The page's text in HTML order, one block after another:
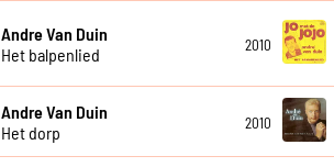
Andre Van Duin
Het balpenlied
2010
Andre Van Duin
Het dorp
2010